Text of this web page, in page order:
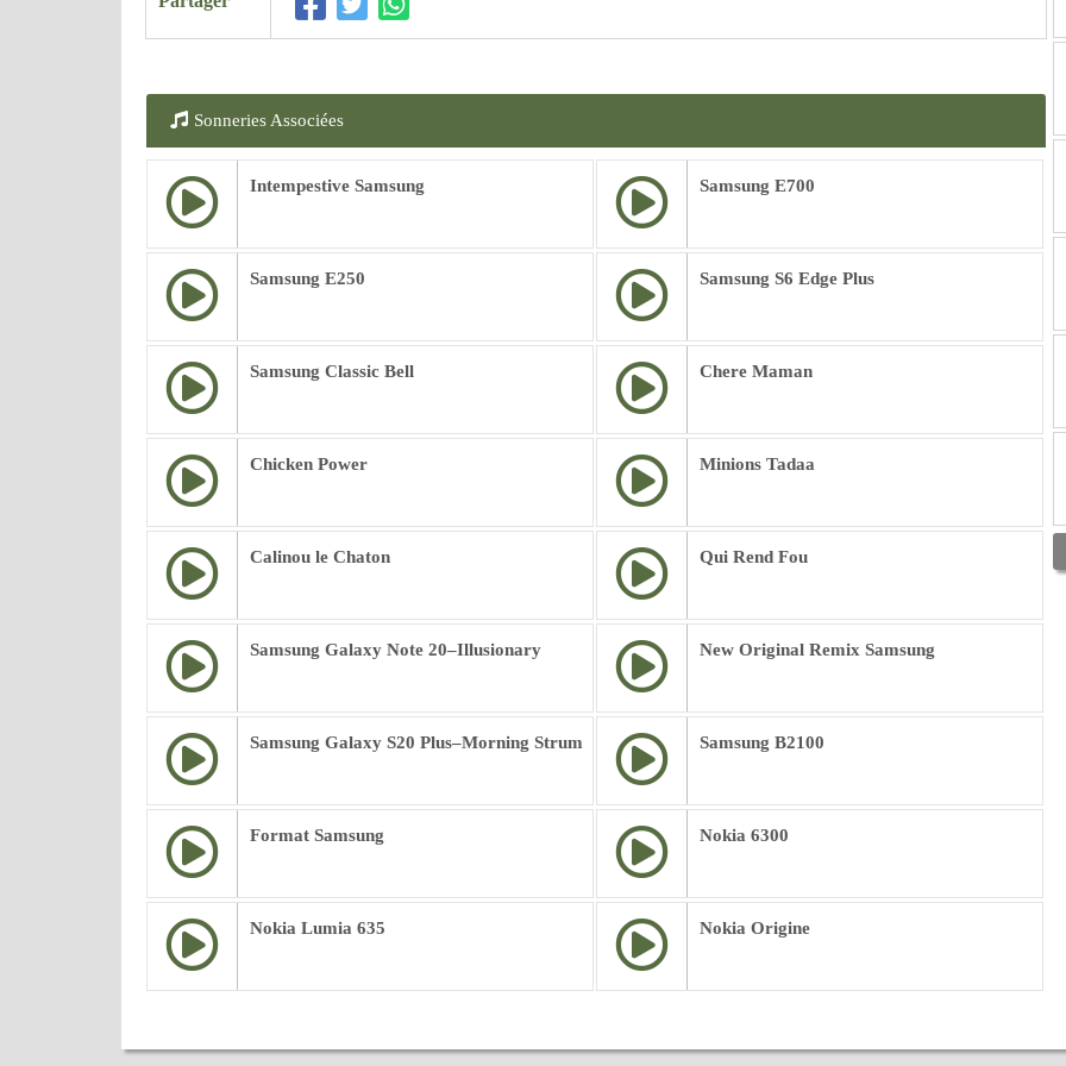
Sonneries Associées
Intempestive Samsung Samsung E700
Samsung E250 Samsung S6 Edge Plus
Samsung Classic Bell Chere Maman
Chicken Power Minions Tadaa
Calinou le Chaton Qui Rend Fou
Samsung Galaxy Note 20–Illusionary New Original Remix Samsung
Samsung Galaxy S20 Plus–Morning Strum Samsung B2100
Format Samsung Nokia 6300
Nokia Lumia 635 Nokia Origine